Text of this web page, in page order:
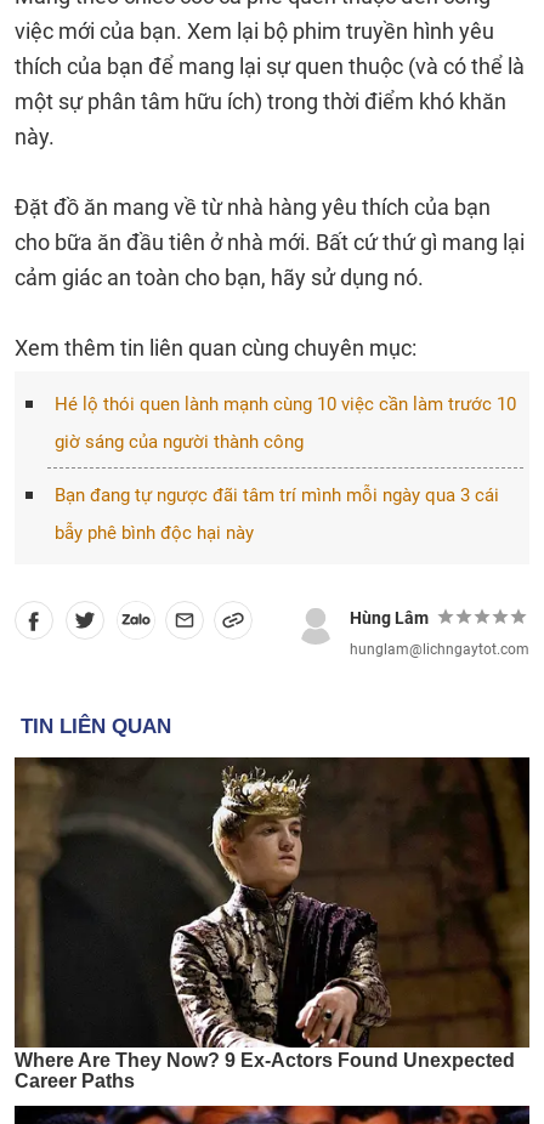
việc mới của bạn. Xem lại bộ phim truyền hình yêu
thích của bạn để mang lại sự quen thuộc (và có thể là
một sự phân tâm hữu ích) trong thời điểm khó khăn
này.
Đặt đồ ăn mang về từ nhà hàng yêu thích của bạn
cho bữa ăn đầu tiên ở nhà mới. Bất cứ thứ gì mang lại
cảm giác an toàn cho bạn, hãy sử dụng nó.
Xem thêm tin liên quan cùng chuyên mục:
Hé lộ thói quen lành mạnh cùng 10 việc cần làm trước 10
giờ sáng của người thành công
Bạn đang tự ngược đãi tâm trí mình mỗi ngày qua 3 cái
bẫy phê bình độc hại này
Hùng Lâm
hunglam@lichngaytot.com